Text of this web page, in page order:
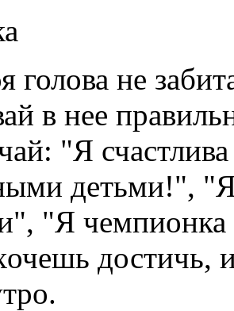
голова не
в нее
"Я
детьми!",
"Я
достичь,